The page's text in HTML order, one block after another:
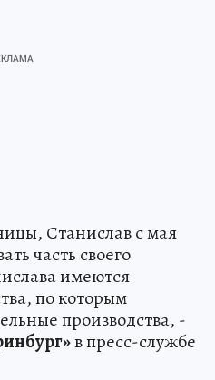
Станислав с мая
часть своего
имеются
по которым
производства, -
в пресс-службе